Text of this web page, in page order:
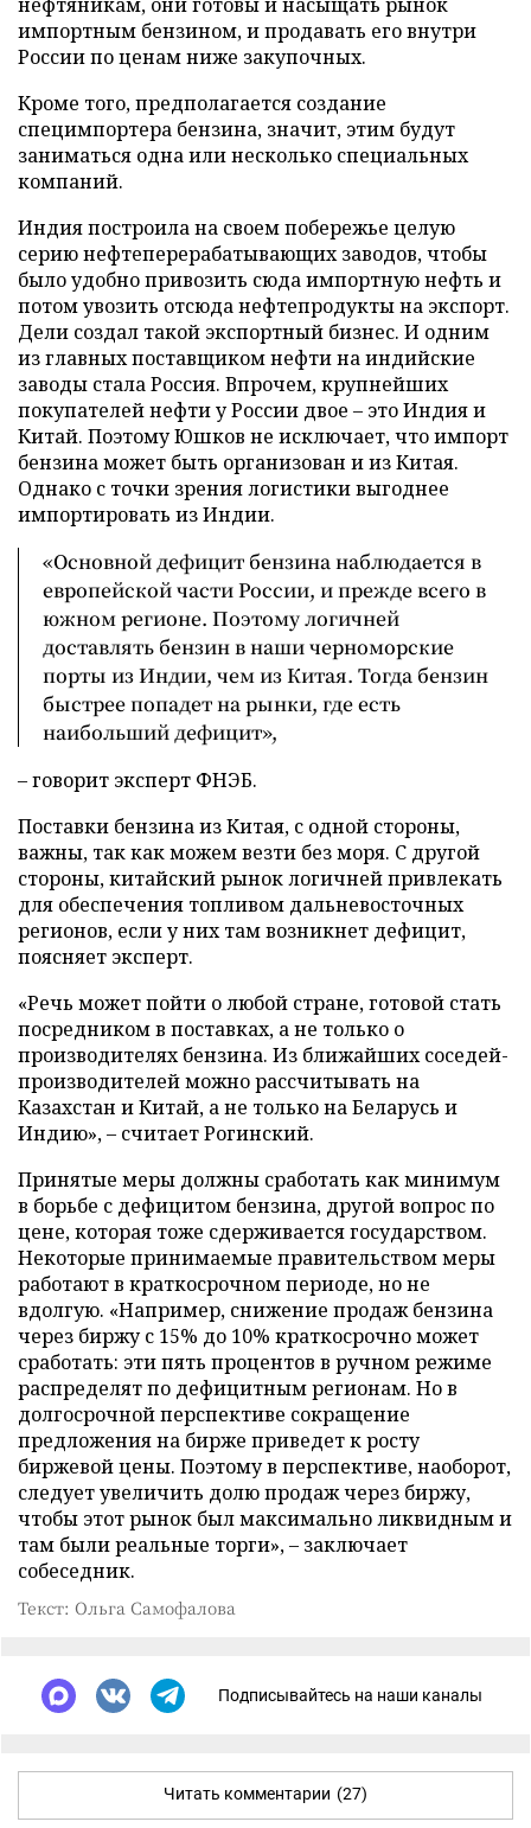
импортным бензином, и продавать его внутри
России по ценам ниже закупочных.
Кроме того, предполагается создание
специмпортера бензина, значит, этим будут
заниматься одна или несколько специальных
компаний.
Индия построила на своем побережье целую
серию нефтеперерабатывающих заводов, чтобы
было удобно привозить сюда импортную нефть и
потом увозить отсюда нефтепродукты на экспорт.
Дели создал такой экспортный бизнес. И одним
из главных поставщиком нефти на индийские
заводы стала Россия. Впрочем, крупнейших
покупателей нефти у России двое – это Индия и
Китай. Поэтому Юшков не исключает, что импорт
бензина может быть организован и из Китая.
Однако с точки зрения логистики выгоднее
импортировать из Индии.
«Основной дефицит бензина наблюдается в
европейской части России, и прежде всего в
южном регионе. Поэтому логичней
доставлять бензин в наши черноморские
порты из Индии, чем из Китая. Тогда бензин
быстрее попадет на рынки, где есть
наибольший дефицит»,
– говорит эксперт ФНЭБ.
Поставки бензина из Китая, с одной стороны,
важны, так как можем везти без моря. С другой
стороны, китайский рынок логичней привлекать
для обеспечения топливом дальневосточных
регионов, если у них там возникнет дефицит,
поясняет эксперт.
«Речь может пойти о любой стране, готовой стать
посредником в поставках, а не только о
производителях бензина. Из ближайших соседей-
производителей можно рассчитывать на
Казахстан и Китай, а не только на Беларусь и
Индию», – считает Рогинский.
Принятые меры должны сработать как минимум
в борьбе с дефицитом бензина, другой вопрос по
цене, которая тоже сдерживается государством.
Некоторые принимаемые правительством меры
работают в краткосрочном периоде, но не
вдолгую. «Например, снижение продаж бензина
через биржу с 15% до 10% краткосрочно может
сработать: эти пять процентов в ручном режиме
распределят по дефицитным регионам. Но в
долгосрочной перспективе сокращение
предложения на бирже приведет к росту
биржевой цены. Поэтому в перспективе, наоборот,
следует увеличить долю продаж через биржу,
чтобы этот рынок был максимально ликвидным и
там были реальные торги», – заключает
собеседник.
Текст: Ольга Самофалова
Подписывайтесь на наши каналы
Читать комментарии (27)